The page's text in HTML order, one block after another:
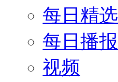
每日精选
每日播报
视频